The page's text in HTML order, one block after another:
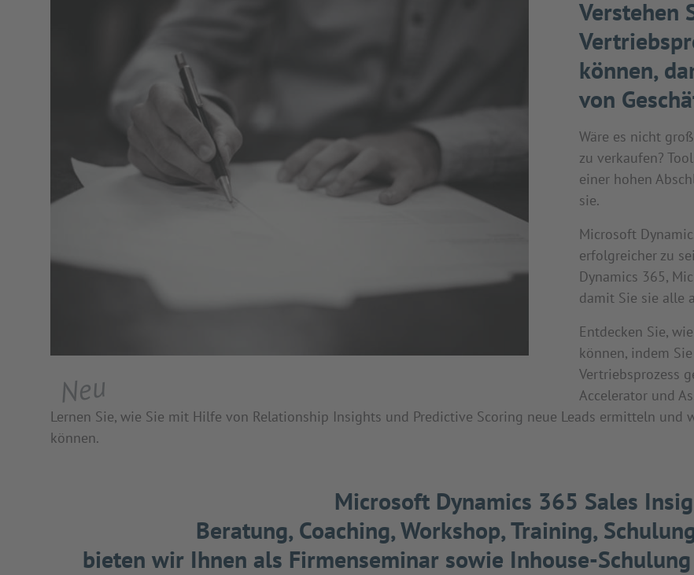
Neu
Verstehen
können,
von
Wäre es nicht
zu verkaufen?
einer hohen
sie.
Microsoft
erfolgreicher zu
Dynamics 365,
damit Sie sie alle
Entdecken Sie,
können, indem
Vertriebsprozess
Accelerator und
Lernen Sie, wie Sie mit Hilfe von Relationship Insights und Predictive Scoring neue Leads ermitteln
können.
Microsoft Dynamics 365 Sales
Beratung, Coaching, Workshop, Training,
bieten wir Ihnen als Firmenseminar sowie Inhouse-